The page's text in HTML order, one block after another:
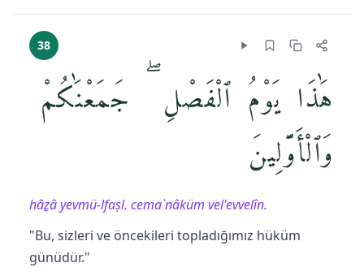
38
هَٰذَا يَوْمُ ٱلْفَصْلِ ۖ جَمَعْنَٰكُمْ
وَٱلْأَوَّلِينَ
hâẕâ yevmü-lfaṣl. cema`nâküm vel'evvelîn.
"Bu, sizleri ve öncekileri topladığımız hüküm
günüdür."